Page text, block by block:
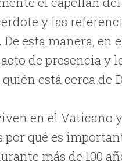
y las
esta manera,
de presencia y
está cerca de
en el Vaticano
qué es
más de 100